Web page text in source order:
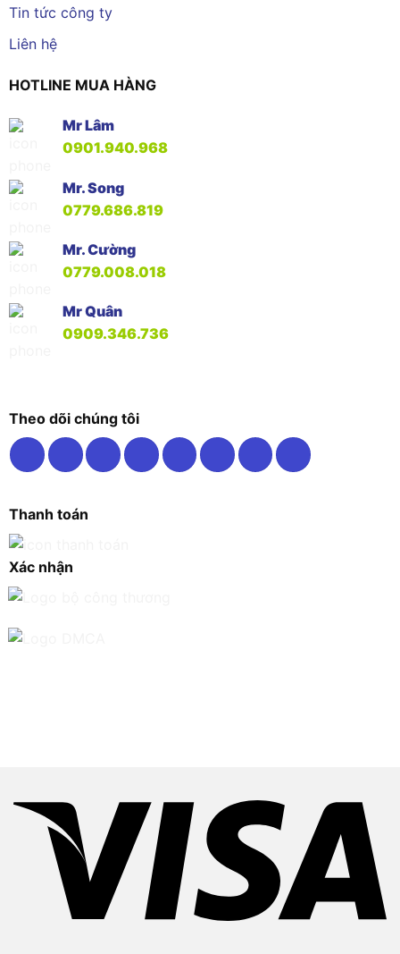
Tin tức công ty
Liên hệ
HOTLINE MUA HÀNG
Mr Lâm
0901.940.968
Mr. Song
0779.686.819
Mr. Cường
0779.008.018
Mr Quân
0909.346.736
Theo dõi chúng tôi
Thanh toán
Xác nhận